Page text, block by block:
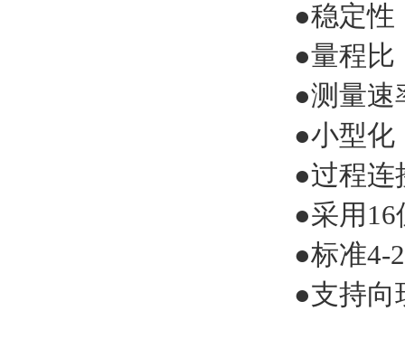
●稳定性
●量程比
●测量速
●小型化
●过程连
●采用
●标准4-
●支持向